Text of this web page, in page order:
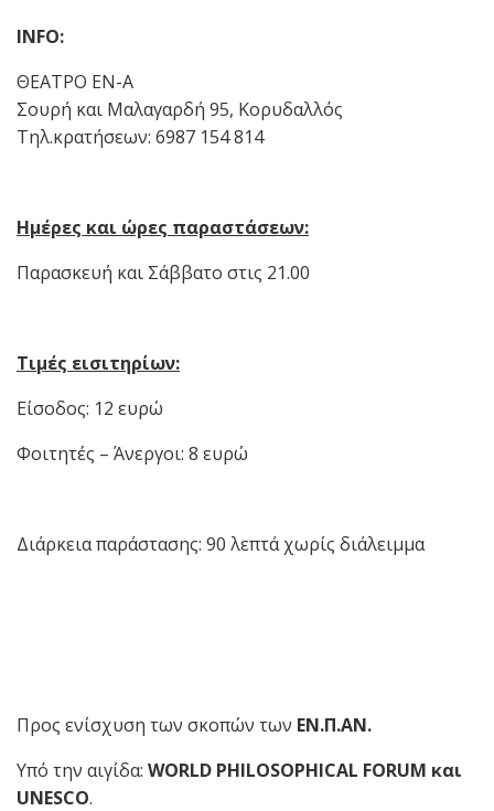
INFO:
ΘΕΑΤΡΟ ΕΝ-Α
Σουρή και Μαλαγαρδή 95, Κορυδαλλός
Τηλ.κρατήσεων: 6987 154 814
Ημέρες και ώρες παραστάσεων:
Παρασκευή και Σάββατο στις 21.00
Τιμές εισιτηρίων:
Είσοδος: 12 ευρώ
Φοιτητές – Άνεργοι: 8 ευρώ
Διάρκεια παράστασης: 90 λεπτά χωρίς διάλειμμα
Προς ενίσχυση των σκοπών των ΕΝ.Π.ΑΝ.
Υπό την αιγίδα: WORLD PHILOSOPHICAL FORUM και
UNESCO.